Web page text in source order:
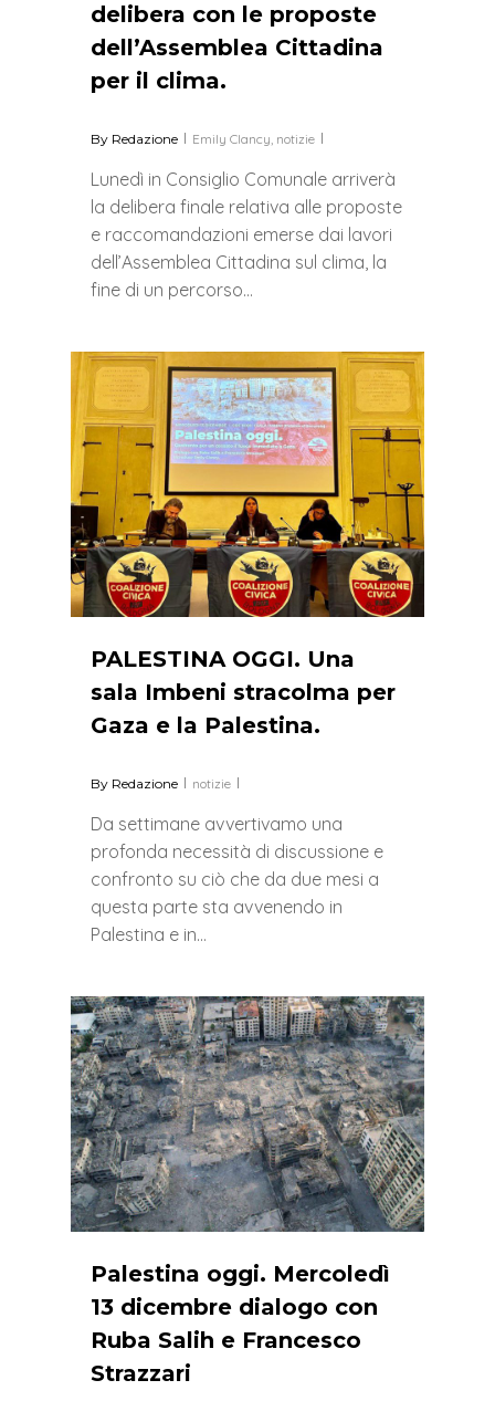
delibera con le proposte
dell’Assemblea Cittadina
per il clima.
By Redazione Emily Clancy notizie
Lunedì in Consiglio Comunale arriverà
la delibera finale relativa alle proposte
e raccomandazioni emerse dai lavori
dell’Assemblea Cittadina sul clima, la
fine di un percorso…
PALESTINA OGGI. Una
sala Imbeni stracolma per
Gaza e la Palestina.
By Redazione notizie
Da settimane avvertivamo una
profonda necessità di discussione e
confronto su ciò che da due mesi a
questa parte sta avvenendo in
Palestina e in…
0
Palestina oggi. Mercoledì
13 dicembre dialogo con
Ruba Salih e Francesco
Strazzari
0